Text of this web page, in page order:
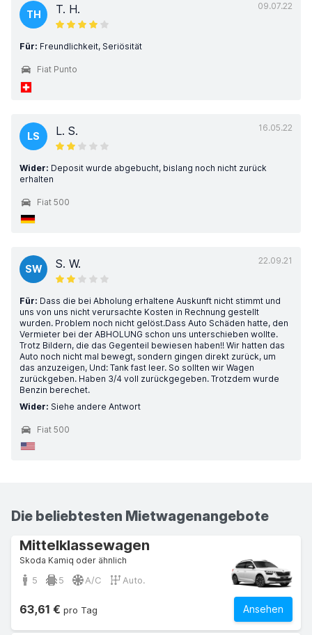
09.07.22
TH T. H.
Für: Freundlichkeit, Seriösität
Fiat Punto
16.05.22
LS L. S.
Wider: Deposit wurde abgebucht, bislang noch nicht zurück
erhalten
Fiat 500
22.09.21
SW S. W.
Für: Dass die bei Abholung erhaltene Auskunft nicht stimmt und
uns von uns nicht verursachte Kosten in Rechnung gestellt
wurden. Problem noch nicht gelöst.Dass Auto Schäden hatte, den
Vermieter bei der ABHOLUNG schon uns unterschieben wollte.
Trotz Bildern, die das Gegenteil bewiesen haben!! Wir hatten das
Auto noch nicht mal bewegt, sondern gingen direkt zurück, um
das anzuzeigen, Und: Tank fast leer. So sollten wir Wagen
zurückgeben. Haben 3/4 voll zurückgegeben. Trotzdem wurde
Benzin berechet.
Wider: Siehe andere Antwort
Fiat 500
Die beliebtesten Mietwagenangebote
Mittelklassewagen
Skoda Kamiq oder ähnlich
5 5 A/C Auto.
Ansehen
63,61 € pro Tag